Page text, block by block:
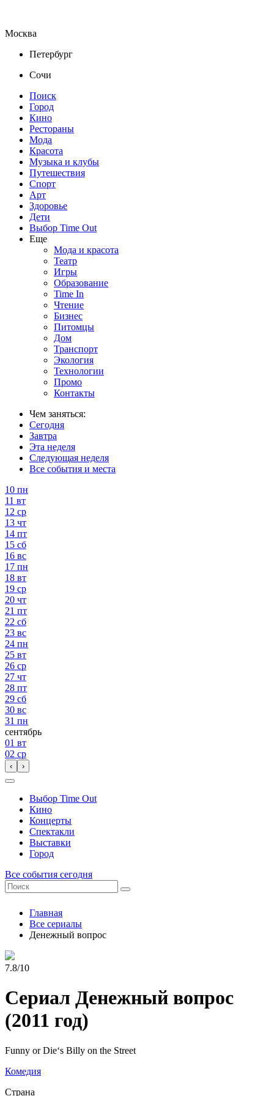
Москва
Петербург
Сочи
Поиск
Город
Кино
Рестораны
Мода
Красота
Музыка и клубы
Путешествия
Спорт
Арт
Здоровье
Дети
Выбор Time Out
Еще
Мода и красота
Театр
Игры
Образование
Time In
Чтение
Бизнес
Питомцы
Дом
Транспорт
Экология
Технологии
Промо
Контакты
Чем заняться:
Сегодня
Завтра
Эта неделя
Следующая неделя
Все события и места
10 пн
11 вт
12 ср
13 чт
14 пт
15 сб
16 вс
17 пн
18 вт
19 ср
20 чт
21 пт
22 сб
23 вс
24 пн
25 вт
26 ср
27 чт
28 пт
29 сб
30 вс
31 пн
сентябрь
01 вт
02 ср
‹ ›
Выбор Time Out
Кино
Концерты
Спектакли
Выставки
Город
Все события сегодня
Главная
Все сериалы
Денежный вопрос
7.8/10
Сериал Денежный вопрос
(2011 год)
Funny or Die‘s Billy on the Street
Комедия
Страна